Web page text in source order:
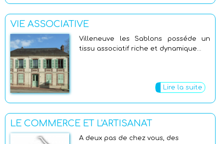
VIE ASSOCIATIVE
Villeneuve les Sablons posséde un
tissu associatif riche et dynamique...
Lire la suite
LE COMMERCE ET L'ARTISANAT
A deux pas de chez vous, des